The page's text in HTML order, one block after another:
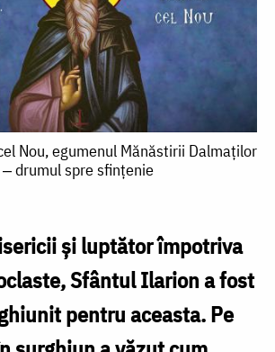
Nou, egumenul Mănăstirii Dalmaților
‒ drumul spre sfințenie
și luptător împotriva
Sfântul Ilarion a fost
pentru aceasta. Pe